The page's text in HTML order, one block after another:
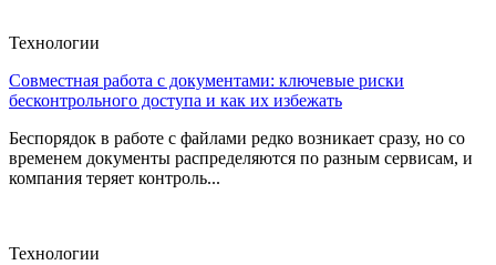
Технологии
Совместная работа с документами: ключевые риски
бесконтрольного доступа и как их избежать
Беспорядок в работе с файлами редко возникает сразу, но со
временем документы распределяются по разным сервисам, и
компания теряет контроль...
Технологии